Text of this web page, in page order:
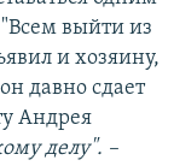
выйти из
и хозяину,
давно сдает
Андрея
делу". –